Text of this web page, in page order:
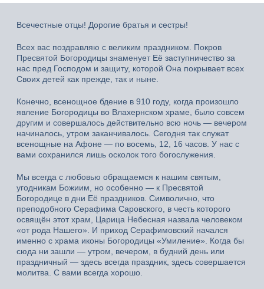
Всечестные отцы! Дорогие братья и сестры!
Всех вас поздравляю с великим праздником. Покров
Пресвятой Богородицы знаменует Её заступничество за
нас пред Господом и защиту, которой Она покрывает всех
Своих детей как прежде, так и ныне.
Конечно, всенощное бдение в 910 году, когда произошло
явление Богородицы во Влахернском храме, было совсем
другим и совершалось действительно всю ночь — вечером
начиналось, утром заканчивалось. Сегодня так служат
всенощные на Афоне — по восемь, 12, 16 часов. У нас с
вами сохранился лишь осколок того богослужения.
Мы всегда с любовью обращаемся к нашим святым,
угодникам Божиим, но особенно — к Пресвятой
Богородице в дни Её праздников. Символично, что
преподобного Серафима Саровского, в честь которого
освящён этот храм, Царица Небесная назвала человеком
«от рода Нашего». И приход Серафимовский начался
именно с храма иконы Богородицы «Умиление». Когда бы
сюда ни зашли — утром, вечером, в будний день или
праздничный — здесь всегда праздник, здесь совершается
молитва. С вами всегда хорошо.